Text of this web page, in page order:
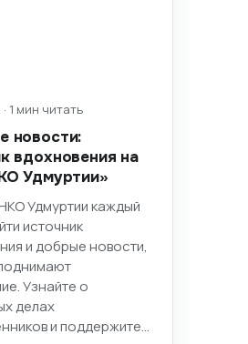
1 мин читать
новости:
вдохновения на
Удмуртии»
Удмуртии каждый
источник
и добрые новости,
Узнайте о
делах
и поддержите…